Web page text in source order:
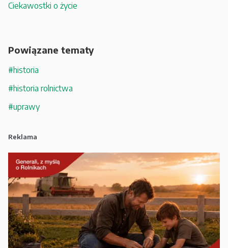
Ciekawostki o życie
Powiązane tematy
#historia
#historia rolnictwa
#uprawy
Reklama